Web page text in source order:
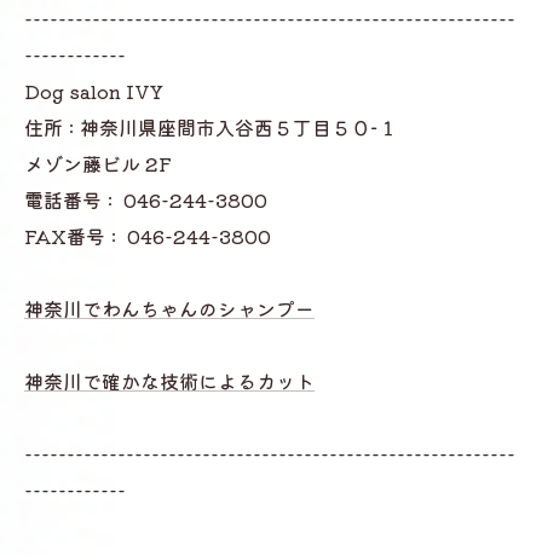
----------------------------------------------------------
------------
Dog salon IVY
住所 : 神奈川県座間市入谷西５丁目５０−１
メゾン藤ビル 2F
電話番号 : 046-244-3800
FAX番号 : 046-244-3800
神奈川でわんちゃんのシャンプー
神奈川で確かな技術によるカット
----------------------------------------------------------
------------